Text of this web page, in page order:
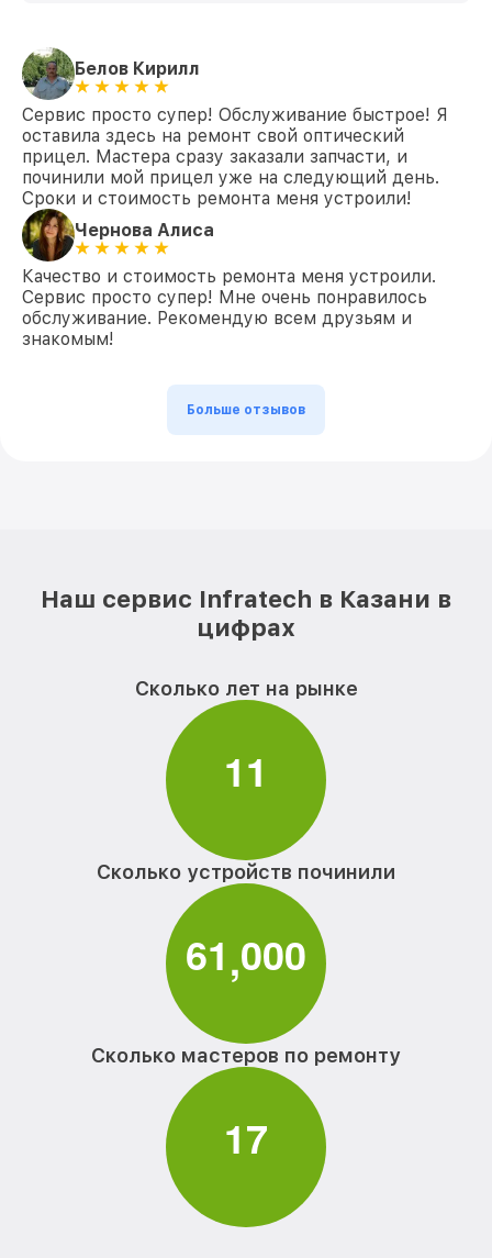
Белов Кирилл
Сервис просто супер! Обслуживание быстрое! Я
оставила здесь на ремонт свой оптический
прицел. Мастера сразу заказали запчасти, и
починили мой прицел уже на следующий день.
Сроки и стоимость ремонта меня устроили!
Чернова Алиса
Качество и стоимость ремонта меня устроили.
Сервис просто супер! Мне очень понравилось
обслуживание. Рекомендую всем друзьям и
знакомым!
Больше отзывов
Наш сервис Infratech в Казани в
цифрах
Сколько лет на рынке
11
Сколько устройств починили
61,000
Сколько мастеров по ремонту
17